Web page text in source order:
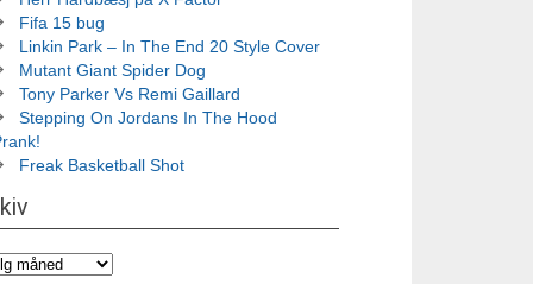
Fifa 15 bug
Linkin Park – In The End 20 Style Cover
Mutant Giant Spider Dog
Tony Parker Vs Remi Gaillard
Stepping On Jordans In The Hood
Freak Basketball Shot